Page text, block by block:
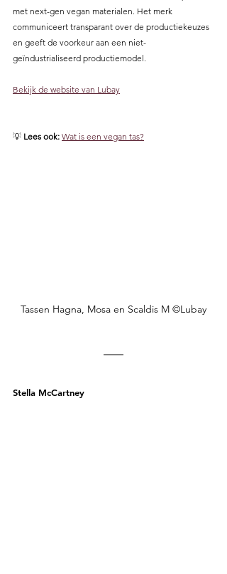
met next-gen vegan materialen. Het merk
communiceert transparant over de productiekeuzes
en geeft de voorkeur aan een niet-
geïndustrialiseerd productiemodel.
Bekijk de website van Lubay
💡 Lees ook: Wat is een vegan tas?
Tassen Hagna, Mosa en Scaldis M ©Lubay
Stella McCartney